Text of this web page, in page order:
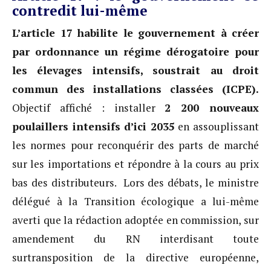
contredit lui-même
L’article 17 habilite le gouvernement à créer
par ordonnance un régime dérogatoire pour
les élevages intensifs, soustrait au droit
commun des installations classées (ICPE).
Objectif affiché : installer 2 200 nouveaux
poulaillers intensifs d’ici 2035 en assouplissant
les normes pour reconquérir des parts de marché
sur les importations et répondre à la cours au prix
bas des distributeurs. Lors des débats, le ministre
délégué à la Transition écologique a lui-même
averti que la rédaction adoptée en commission, sur
amendement du RN interdisant toute
surtransposition de la directive européenne,